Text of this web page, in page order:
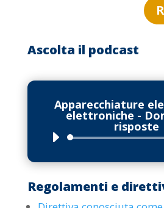
Ascolta il podcast
Apparecchiature
elettroniche -
risposte
Regolamenti e